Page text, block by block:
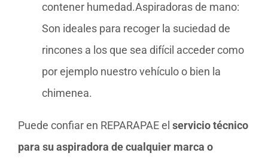
contener humedad.Aspiradoras de mano:
Son ideales para recoger la suciedad de
rincones a los que sea difícil acceder como
por ejemplo nuestro vehículo o bien la
chimenea.
Puede confiar en REPARAPAE el servicio técnico
para su aspiradora de cualquier marca o